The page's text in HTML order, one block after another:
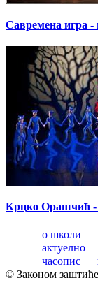
Савремена игра
Крцко Орашчић -
о школи
актуелно
часопис
© Законом